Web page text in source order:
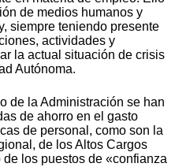
de medios humanos y
siempre teniendo presente
actividades y
la actual situación de crisis
Autónoma.
de la Administración se han
de ahorro en el gasto
de personal, como son la
de los Altos Cargos
los puestos de «confianza